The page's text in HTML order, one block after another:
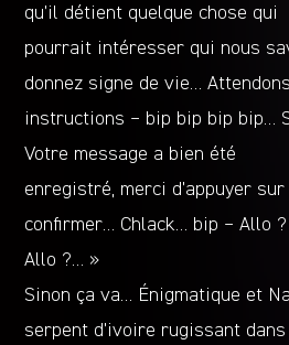
qu’il détient quelque chose qui
pourrait intéresser qui nous
donnez signe de vie… Attendons
instructions – bip bip bip bip…
Votre message a bien été
enregistré, merci d’appuyer
confirmer… Chlack… bip – Allo ?
Allo ?… »
Sinon ça va… Énigmatique et
serpent d’ivoire rugissant dans